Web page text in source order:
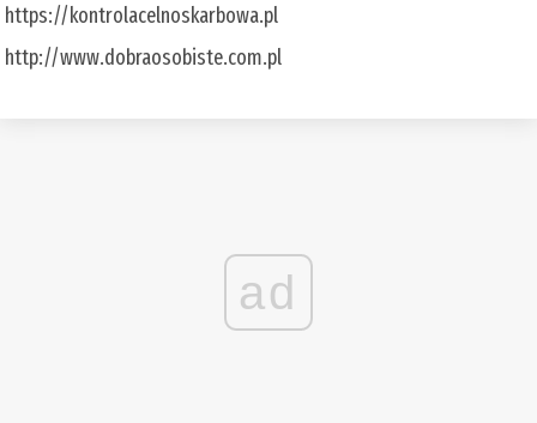
https://kontrolacelnoskarbowa.pl
http://www.dobraosobiste.com.pl
ad